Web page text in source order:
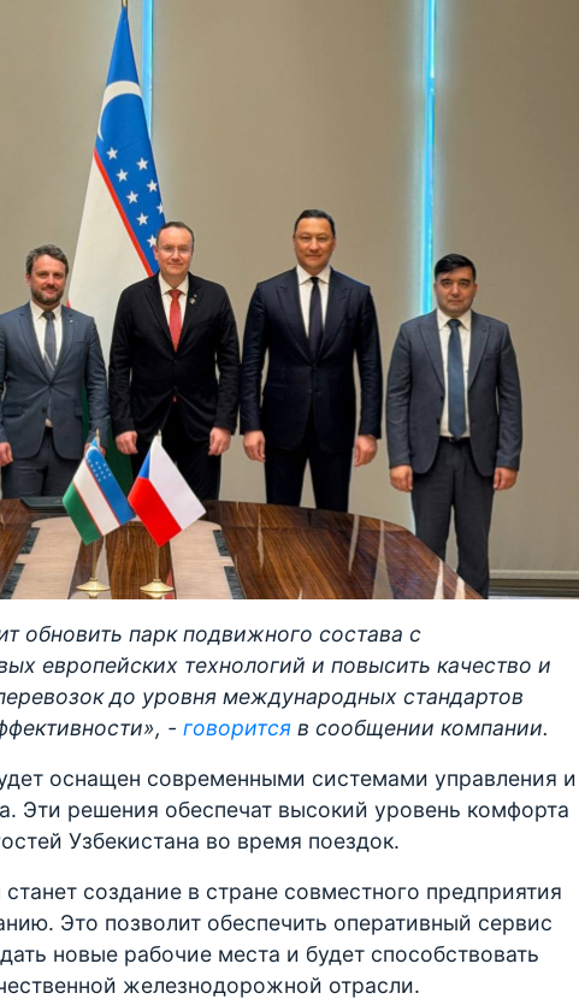
обновить парк подвижного состава с
европейских технологий и повысить качество и
до уровня международных стандартов
- говорится в сообщении компании.
оснащен современными системами управления и
Эти решения обеспечат высокий уровень комфорта
Узбекистана во время поездок.
создание в стране совместного предприятия
Это позволит обеспечить оперативный сервис
новые рабочие места и будет способствовать
железнодорожной отрасли.